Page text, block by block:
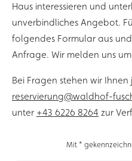
Haus interessieren und
unverbindliches Angebot.
folgendes Formular aus und
Anfrage. Wir melden uns
Bei Fragen stehen wir
reservierung@waldhof-
unter +43 6226 8264 zur
Mit *